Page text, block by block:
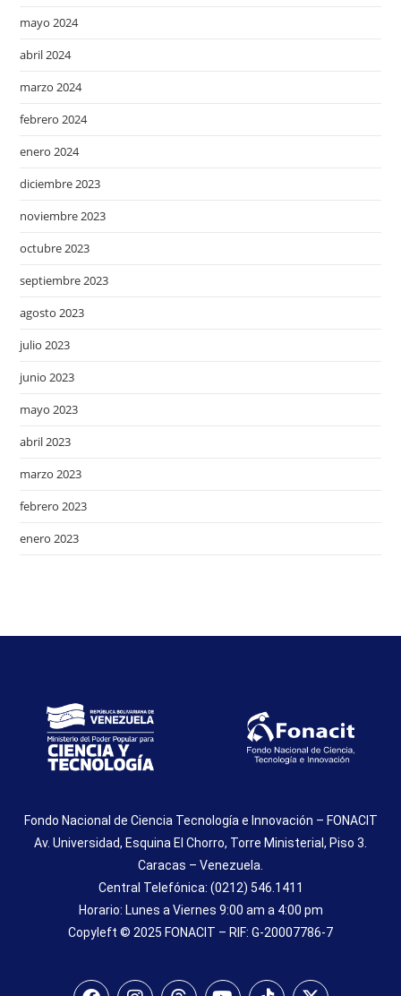
mayo 2024
abril 2024
marzo 2024
febrero 2024
enero 2024
diciembre 2023
noviembre 2023
octubre 2023
septiembre 2023
agosto 2023
julio 2023
junio 2023
mayo 2023
abril 2023
marzo 2023
febrero 2023
enero 2023
Fondo Nacional de Ciencia Tecnología e Innovación – FONACIT
Av. Universidad, Esquina El Chorro, Torre Ministerial, Piso 3.
Caracas – Venezuela.
Central Telefónica: (0212) 546.1411
Horario: Lunes a Viernes 9:00 am a 4:00 pm
Copyleft © 2025 FONACIT – RIF: G-20007786-7